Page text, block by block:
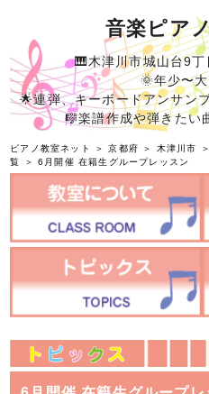
音楽ピア
🎹木津川市城山台9
🌞年少〜
🌟連弾、キーボードアンサン
🎼楽譜作成や弾きたい
ピアノ教室ネット ＞京都府 ＞ 木津川市
覧
＞ 6月開催 在籍生グループレッスン